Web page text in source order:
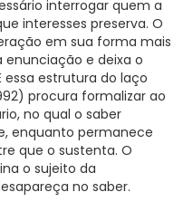
interrogar quem a
interesses preserva. O
em sua forma mais
e deixa o
essa estrutura do laço
procura formalizar ao
no qual o saber
enquanto permanece
que o sustenta. O
o sujeito da
no saber.